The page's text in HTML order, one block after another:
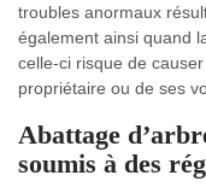
troubles anormaux
également ainsi quand
celle-ci risque de
propriétaire ou de ses
Abattage
soumis à des